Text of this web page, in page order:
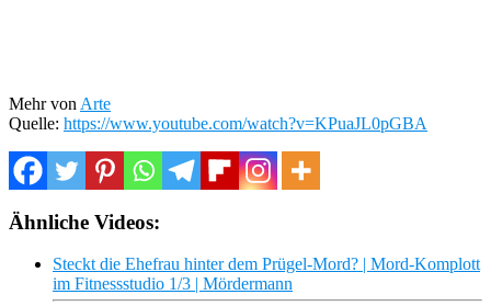
Mehr von Arte
Quelle: https://www.youtube.com/watch?v=KPuaJL0pGBA
Ähnliche Videos:
Steckt die Ehefrau hinter dem Prügel-Mord? | Mord-Komplott
im Fitnessstudio 1/3 | Mördermann